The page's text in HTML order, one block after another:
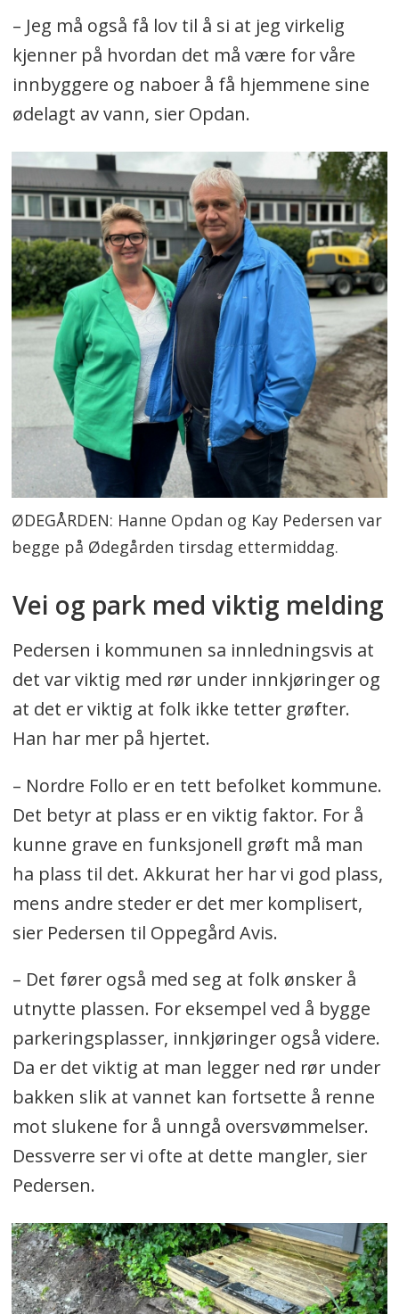
– Jeg må også få lov til å si at jeg virkelig
kjenner på hvordan det må være for våre
innbyggere og naboer å få hjemmene sine
ødelagt av vann, sier Opdan.
ØDEGÅRDEN: Hanne Opdan og Kay Pedersen var
begge på Ødegården tirsdag ettermiddag.
Vei og park med viktig melding
Pedersen i kommunen sa innledningsvis at
det var viktig med rør under innkjøringer og
at det er viktig at folk ikke tetter grøfter.
Han har mer på hjertet.
– Nordre Follo er en tett befolket kommune.
Det betyr at plass er en viktig faktor. For å
kunne grave en funksjonell grøft må man
ha plass til det. Akkurat her har vi god plass,
mens andre steder er det mer komplisert,
sier Pedersen til Oppegård Avis.
– Det fører også med seg at folk ønsker å
utnytte plassen. For eksempel ved å bygge
parkeringsplasser, innkjøringer også videre.
Da er det viktig at man legger ned rør under
bakken slik at vannet kan fortsette å renne
mot slukene for å unngå oversvømmelser.
Dessverre ser vi ofte at dette mangler, sier
Pedersen.